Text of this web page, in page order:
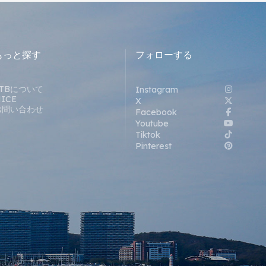
っと探す
について
い合わせ
フォローする
Instagram
X
Facebook
Youtube
Tiktok
Pinterest